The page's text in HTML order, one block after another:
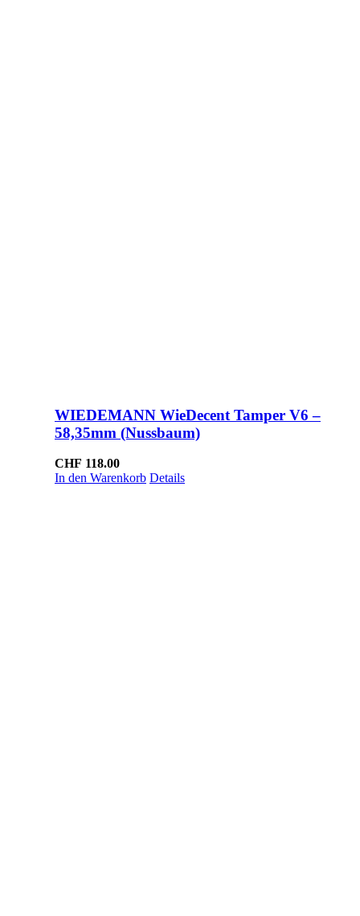
WIEDEMANN WieDecent Tamper V6 –
58,35mm (Nussbaum)
CHF 118.00
In den Warenkorb Details